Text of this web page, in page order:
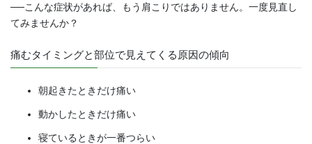
──こんな症状があれば、もう肩こりではありません。一度見直し
てみませんか？
痛むタイミングと部位で見えてくる原因の傾向
朝起きたときだけ痛い
動かしたときだけ痛い
寝ているときが一番つらい